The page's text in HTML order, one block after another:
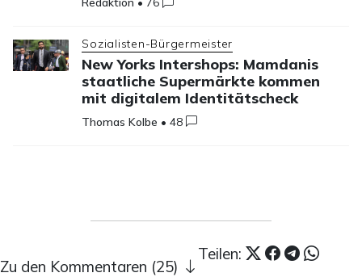
Sozialisten-Bürgermeister
New Yorks Intershops: Mamdanis
staatliche Supermärkte kommen
mit digitalem Identitätscheck
Thomas Kolbe •48
Teilen:
Zu den Kommentaren (25)